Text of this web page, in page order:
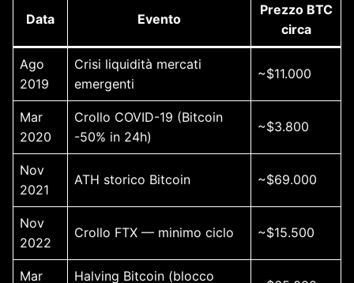
Data Evento
Prezzo BTC
circa
Ago
2019
Crisi liquidità mercati
emergenti
~$11.000
Mar
2020
Crollo COVID-19 (Bitcoin
-50% in 24h)
~$3.800
Nov
2021
ATH storico Bitcoin ~$69.000
Nov
2022
Crollo FTX — minimo ciclo ~$15.500
Mar
Halving Bitcoin (blocco